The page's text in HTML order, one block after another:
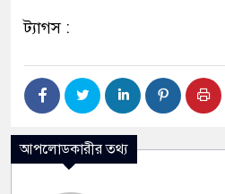
ট্যাগস :
আপলোডকারীর তথ্য